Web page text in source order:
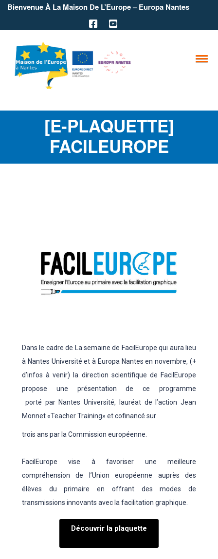
Bienvenue À La Maison De L’Europe – Europa Nantes
[E-PLAQUETTE]
FACILEUROPE
Dans le cadre de La semaine de FacilEurope qui aura lieu
à Nantes Université et à Europa Nantes en novembre, (+
d’infos à venir)
la direction scientifique de FacilEurope
propose une présentation de ce programme
porté par Nantes Université, lauréat de l’action Jean
Monnet «Teacher Training» et cofinancé sur
trois ans par la Commission européenne.
FacilEurope vise à favoriser une meilleure
compréhension de l’Union européenne auprès des
élèves du primaire en offrant des modes de
transmissions innovants avec la facilitation graphique.
Découvrir la plaquette